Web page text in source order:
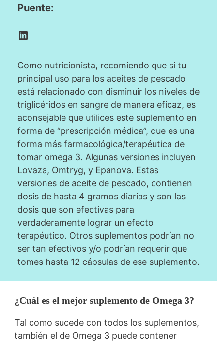
Puente:
LinkedIn
Como nutricionista, recomiendo que si tu
principal uso para los aceites de pescado
está relacionado con disminuir los niveles de
triglicéridos en sangre de manera eficaz, es
aconsejable que utilices este suplemento en
forma de “prescripción médica”, que es una
forma más farmacológica/terapéutica de
tomar omega 3. Algunas versiones incluyen
Lovaza, Omtryg, y Epanova. Estas
versiones de aceite de pescado, contienen
dosis de hasta 4 gramos diarias y son las
dosis que son efectivas para
verdaderamente lograr un efecto
terapéutico. Otros suplementos podrían no
ser tan efectivos y/o podrían requerir que
tomes hasta 12 cápsulas de ese suplemento.
¿Cuál es el mejor suplemento de Omega 3?
Tal como sucede con todos los suplementos,
también el de Omega 3 puede contener